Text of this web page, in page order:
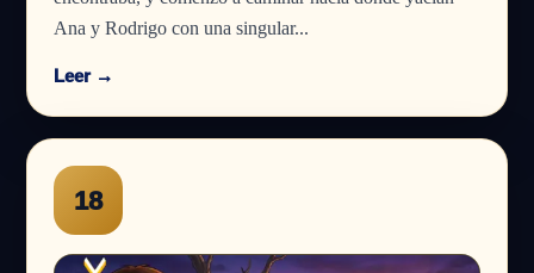
Ana y Rodrigo con una singular...
Leer →
18